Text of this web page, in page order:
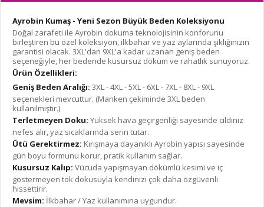
Ayrobin Kumaş - Yeni Sezon Büyük Beden Koleksiyonu
Doğal zarafeti ile Ayrobin dokuma teknolojisinin konforunu
birleştiren bu özel koleksiyon, ilkbahar ve yaz aylarında şıklığınızın
garantisi olacak. 3XL'dan 9XL'a kadar uzanan geniş beden
seçeneğiyle, her bedende kusursuz döküm ve rahatlık sunuyoruz.
Ürün Özellikleri:
Geniş Beden Aralığı: 3XL - 4XL - 5XL - 6XL - 7XL - 8XL - 9XL
seçenekleri mevcuttur. (Manken çekiminde 3XL beden
kullanılmıştır.)
Terletmeyen Doku: Yüksek hava geçirgenliği sayesinde cildiniz
nefes alır, yaz sıcaklarında serin tutar.
Ütü Gerektirmez: Kırışmaya dayanıklı Ayrobin yapısı sayesinde
gün boyu formunu korur, pratik kullanım sağlar.
Kusursuz Kalıp: Vücuda yapışmayan dökümlü kesimi ve iç
göstermeyen tok dokusuyla kendinizi çok daha özgüvenli
hissettirir.
Mevsim: İlkbahar / Yaz kullanımına uygundur.